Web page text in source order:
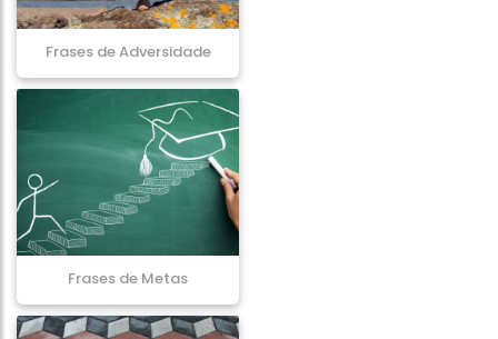
Frases de Adversidade
Frases de Metas